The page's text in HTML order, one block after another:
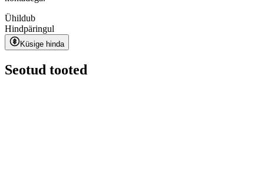
Ühildub
Hindpäringul
Küsige hinda
Seotud tooted